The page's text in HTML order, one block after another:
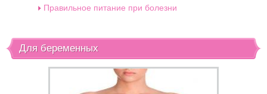
Правильное питание при болезни
Для беременных